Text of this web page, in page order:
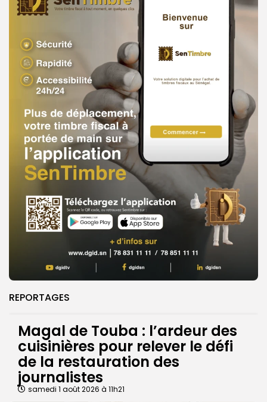
REPORTAGES
Magal de Touba : l’ardeur des
cuisinières pour relever le défi
de la restauration des
journalistes
samedi 1 août 2026 à 11h21